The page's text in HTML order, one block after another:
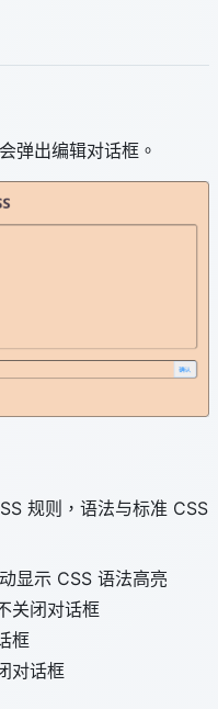
弹出编辑对话框。
规则，语法与标准 CSS
显示 CSS 语法高亮
关闭对话框
框
对话框